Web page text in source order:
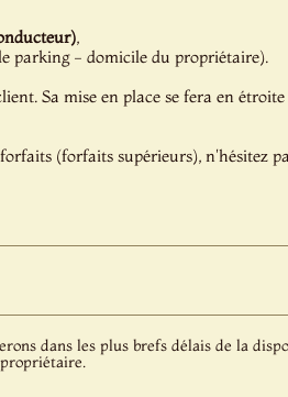
,
parking - domicile du propriétaire).
Sa mise en place se fera en
(forfaits supérieurs), n'hésitez
dans les plus brefs délais de la
propriétaire.